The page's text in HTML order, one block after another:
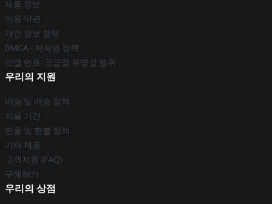
제품 정보
이용 약관
개인 정보 정책
DMCA - 저작권 정책
모델 번호: 공급망 투명성 행위
우리의 지원
배송 및 배송 정책
지불 기간
반품 및 환불 정책
기타 제품
고객지원 (FAQ)
구매하기
우리의 상점